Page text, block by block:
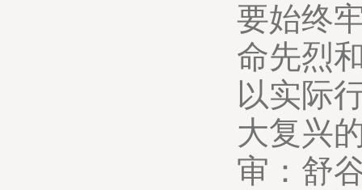
要始终
命先烈
以实际
大复兴
审：舒